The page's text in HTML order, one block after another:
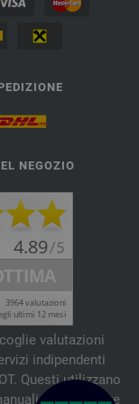
NEGOZIO
valutazioni
indipendenti
Questi utilizzano
per verificare